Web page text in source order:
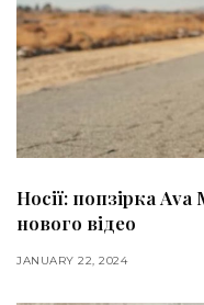
Носії: попзірка
нового відео
JANUARY 22, 2024